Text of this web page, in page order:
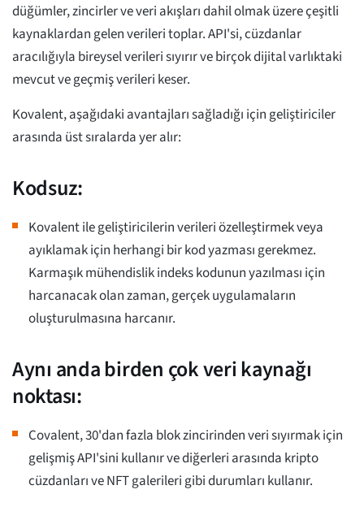
düğümler, zincirler ve veri akışları dahil olmak üzere çeşitli
kaynaklardan gelen verileri toplar. API'si, cüzdanlar
aracılığıyla bireysel verileri sıyırır ve birçok dijital varlıktaki
mevcut ve geçmiş verileri keser.
Kovalent, aşağıdaki avantajları sağladığı için geliştiriciler
arasında üst sıralarda yer alır:
Kodsuz:
Kovalent ile geliştiricilerin verileri özelleştirmek veya
ayıklamak için herhangi bir kod yazması gerekmez.
Karmaşık mühendislik indeks kodunun yazılması için
harcanacak olan zaman, gerçek uygulamaların
oluşturulmasına harcanır.
Aynı anda birden çok veri kaynağı
noktası:
Covalent, 30'dan fazla blok zincirinden veri sıyırmak için
gelişmiş API'sini kullanır ve diğerleri arasında kripto
cüzdanları ve NFT galerileri gibi durumları kullanır.